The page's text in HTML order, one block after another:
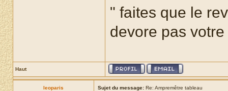
" faites que le
devore pas
Haut
leoparis Sujet du message: Re: Ampremêtre tableau